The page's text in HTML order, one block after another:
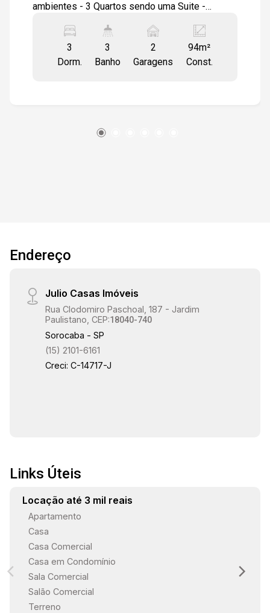
18:30
ambientes - 3 Quartos sendo uma Suite -
serviço - 2 Vagas de garagem cobertas - Salão
de festas no condomínio - Portaria 24 horas
3
Dorm.
3
Banho
2
Garagens
94m²
Const.
Endereço
Julio Casas Imóveis
Rua Clodomiro Paschoal, 187 - Jardim
Paulistano, CEP:18040-740
Sorocaba - SP
(15) 2101-6161
Creci: C-14717-J
Links Úteis
Locação até 3 mil reais
Apartamento
Casa
Casa Comercial
Casa em Condomínio
Sala Comercial
Salão Comercial
Terreno